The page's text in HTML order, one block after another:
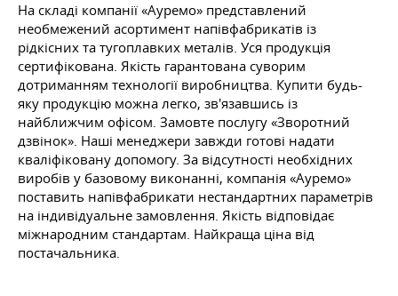
На складі компанії «Ауремо» представлений
необмежений асортимент напівфабрикатів із
рідкісних та тугоплавких металів. Уся продукція
сертифікована. Якість гарантована суворим
дотриманням технології виробництва. Купити будь-
яку продукцію можна легко, зв'язавшись із
найближчим офісом. Замовте послугу «Зворотний
дзвінок». Наші менеджери завжди готові надати
кваліфіковану допомогу. За відсутності необхідних
виробів у базовому виконанні, компанія «Ауремо»
поставить напівфабрикати нестандартних параметрів
на індивідуальне замовлення. Якість відповідає
міжнародним стандартам. Найкраща ціна від
постачальника.